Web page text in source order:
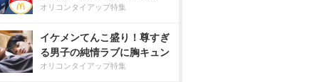
オリコンタイアップ特集
イケメンてんこ盛り！尊すぎ
る男子の純情ラブに胸キュン
オリコンタイアップ特集